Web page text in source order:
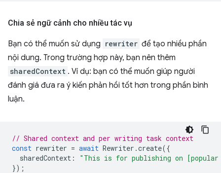
Chia sẻ ngữ cảnh cho nhiều tác vụ
Bạn có thể muốn sử dụng rewriter để tạo nhiều phần
nội dung. Trong trường hợp này, bạn nên thêm
sharedContext . Ví dụ: bạn có thể muốn giúp người
đánh giá đưa ra ý kiến phản hồi tốt hơn trong phần bình
luận.
// Shared context and per writing task context
const rewriter = await Rewriter .create({
sharedContext :
"This is for publishing on [popular
});